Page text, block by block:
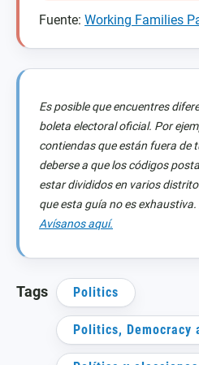
Fuente: Working Families
Es posible que encuentres
boleta electoral oficial. Por
contiendas que están fuera de
deberse a que los códigos
estar divididos en varios
que esta guía no es
Avísanos aquí.
Tags Politics
Politics, Democracy